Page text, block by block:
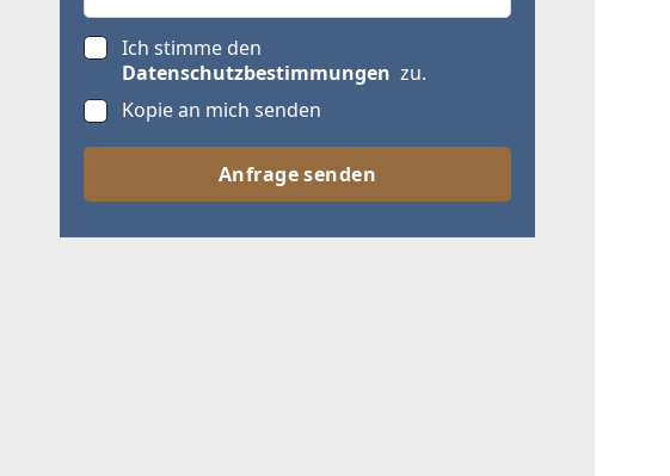
Ich stimme den
Datenschutzbestimmungen zu.
Kopie an mich senden
Anfrage senden